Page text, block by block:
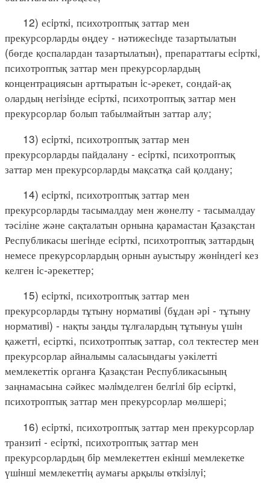
12) есiрткi, психотроптық заттар мен
прекурсорларды өңдеу - нәтижесiнде тазартылатын
(бөгде қоспалардан тазартылатын), препараттағы есiрткi,
психотроптық заттар мен прекурсорлардың
концентрациясын арттыратын iс-әрекет, сондай-ақ
олардың негiзiнде есiрткi, психотроптық заттар мен
прекурсорлар болып табылмайтын заттар алу;
13) есiрткi, психотроптық заттар мен
прекурсорларды пайдалану - есiрткi, психотроптық
заттар мен прекурсорларды мақсатқа сай қолдану;
14) есiрткi, психотроптық заттар мен
прекурсорларды тасымалдау мен жөнелту - тасымалдау
тәсіліне және сақталатын орнына қарамастан Қазақстан
Республикасы шегiнде есiрткi, психотроптық заттардың
немесе прекурсорлардың орнын ауыстыру жөнiндегi кез
келген iс-әрекеттер;
15) есiрткi, психотроптық заттар мен
прекурсорларды тұтыну нормативi (бұдан әрi - тұтыну
нормативi) - нақты заңды тұлғалардың тұтынуы үшiн
қажеттi, есірткі, психотроптық заттар, сол тектестер мен
прекурсорлар айналымы саласындағы уәкілетті
мемлекеттік органға Қазақстан Республикасының
заңнамасына сәйкес мәлiмделген белгiлi бiр есiрткi,
психотроптық заттар мен прекурсорлар мөлшері;
16) есiрткi, психотроптық заттар мен прекурсорлар
транзитi - есiрткi, психотроптық заттар мен
прекурсорлардың бiр мемлекеттен екiншi мемлекетке
үшiншi мемлекеттiң аумағы арқылы өткiзiлуi;